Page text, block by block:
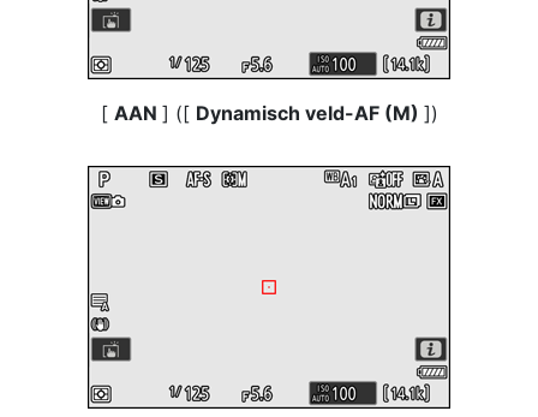
[ AAN ] ([ Dynamisch veld-AF (M) ])